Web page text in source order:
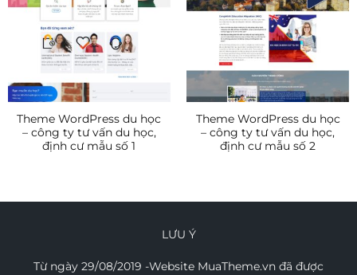
Theme WordPress du học
– công ty tư vấn du học,
định cư mẫu số 1
Theme WordPress du học
– công ty tư vấn du học,
định cư mẫu số 2
LƯU Ý
Từ ngày 29/08/2019 -Website MuaTheme.vn đã được